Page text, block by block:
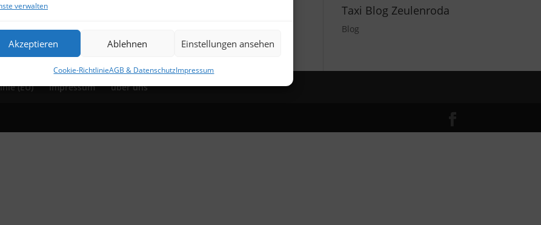
verwalten
Akzeptieren Ablehnen Einstellungen ansehen
Cookie-RichtlinieAGB & DatenschutzImpressum
Taxi Blog Zeulenroda
Blog
(EU) Impressum über uns